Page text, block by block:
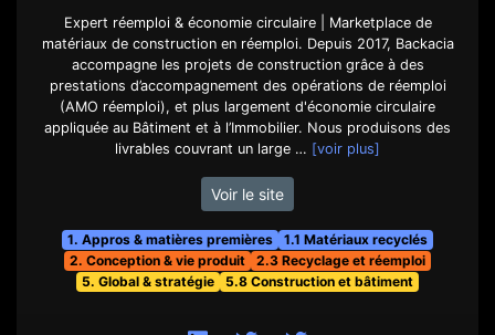
Expert réemploi & économie circulaire | Marketplace de
matériaux de construction en réemploi. Depuis 2017, Backacia
accompagne les projets de construction grâce à des
prestations d’accompagnement des opérations de réemploi
(AMO réemploi), et plus largement d'économie circulaire
appliquée au Bâtiment et à l’Immobilier. Nous produisons des
livrables couvrant un large … [voir plus]
Voir le site
1. Appros & matières premières
1.1 Matériaux recyclés
2. Conception & vie produit
2.3 Recyclage et réemploi
5. Global & stratégie
5.8 Construction et bâtiment